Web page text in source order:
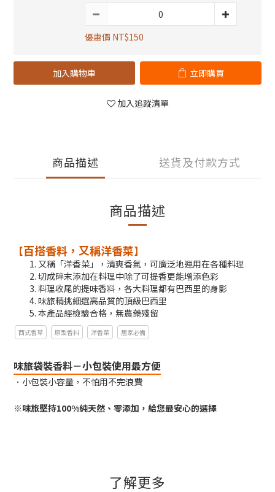
優惠價 NT$150
加入購物車 立即購買
加入追蹤清單
商品描述 送貨及付款方式
商品描述
【百搭香料，又稱洋香菜】
​​又稱「洋香菜」​，清爽香氣，可廣泛地運用在各種料理​
切成碎末添加在料理中除了可提香更能增添色彩​
料理收尾的提味香料，各大料理都有巴西里的身影
味旅精挑細選高品質的頂級巴西里
本產品經檢驗合格，無農藥殘留
西式香草 原型香料 洋香菜 居家必備
味旅袋裝香料－小包裝使用最方便
．小包裝小容量，不怕用不完浪費
※味旅堅持100%純天然、零添加，給您最安心的選擇
了解更多